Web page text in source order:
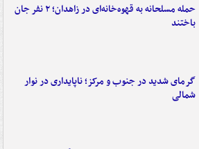
حمله مسلحانه به قهوه‌خانه‌ای در زاهدان؛ ۲ نفر جان
باختند
گرمای شدید در جنوب و مرکز؛ ناپایداری در نوار
شمالی